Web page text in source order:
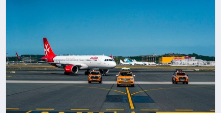
MALATYA HABERLERI